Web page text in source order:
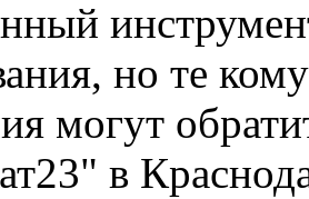
но те
могут
в